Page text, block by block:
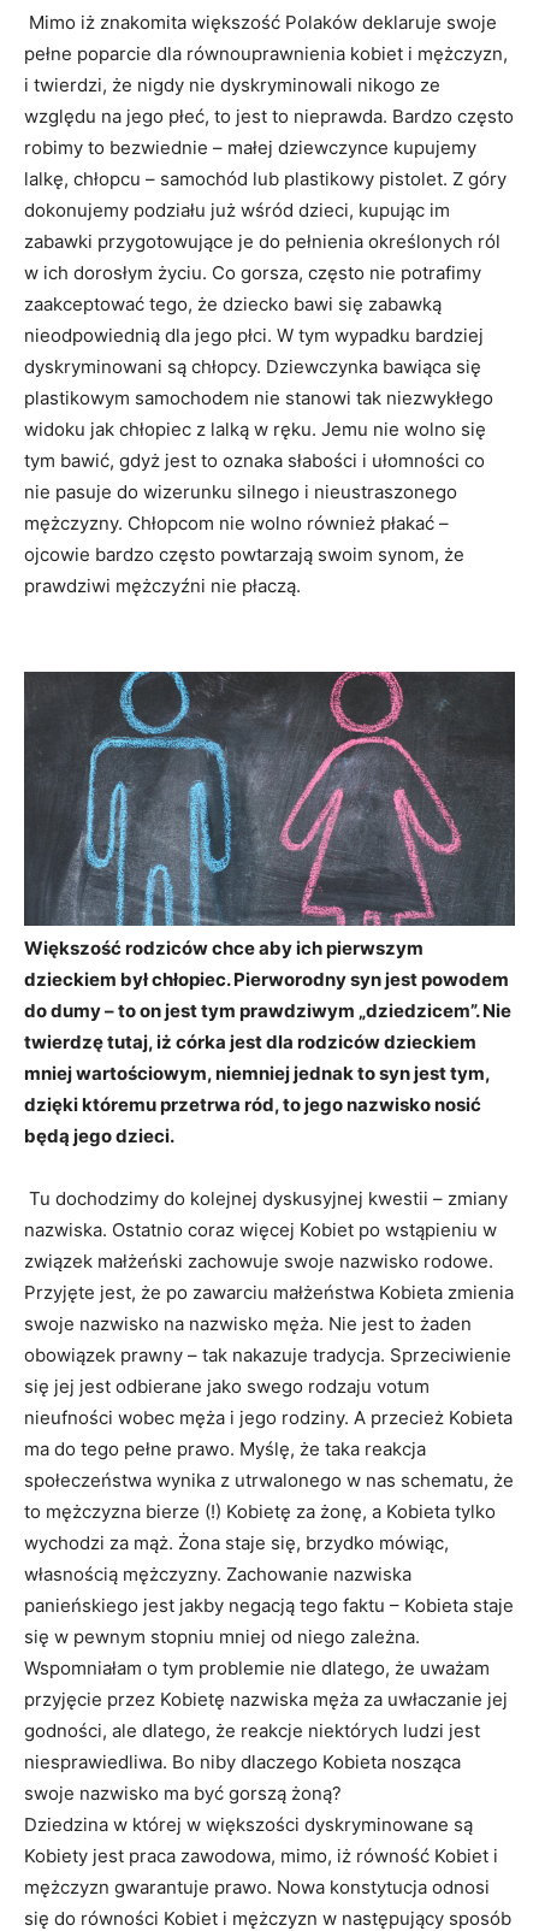
Mimo iż znakomita większość Polaków deklaruje swoje
pełne poparcie dla równouprawnienia kobiet i mężczyzn,
i twierdzi, że nigdy nie dyskryminowali nikogo ze
względu na jego płeć, to jest to nieprawda. Bardzo często
robimy to bezwiednie – małej dziewczynce kupujemy
lalkę, chłopcu – samochód lub plastikowy pistolet. Z góry
dokonujemy podziału już wśród dzieci, kupując im
zabawki przygotowujące je do pełnienia określonych ról
w ich dorosłym życiu. Co gorsza, często nie potrafimy
zaakceptować tego, że dziecko bawi się zabawką
nieodpowiednią dla jego płci. W tym wypadku bardziej
dyskryminowani są chłopcy. Dziewczynka bawiąca się
plastikowym samochodem nie stanowi tak niezwykłego
widoku jak chłopiec z lalką w ręku. Jemu nie wolno się
tym bawić, gdyż jest to oznaka słabości i ułomności co
nie pasuje do wizerunku silnego i nieustraszonego
mężczyzny. Chłopcom nie wolno również płakać –
ojcowie bardzo często powtarzają swoim synom, że
prawdziwi mężczyźni nie płaczą.
Większość rodziców chce aby ich pierwszym
dzieckiem był chłopiec. Pierworodny syn jest powodem
do dumy – to on jest tym prawdziwym „dziedzicem”. Nie
twierdzę tutaj, iż córka jest dla rodziców dzieckiem
mniej wartościowym, niemniej jednak to syn jest tym,
dzięki któremu przetrwa ród, to jego nazwisko nosić
będą jego dzieci.
Tu dochodzimy do kolejnej dyskusyjnej kwestii – zmiany
nazwiska. Ostatnio coraz więcej Kobiet po wstąpieniu w
związek małżeński zachowuje swoje nazwisko rodowe.
Przyjęte jest, że po zawarciu małżeństwa Kobieta zmienia
swoje nazwisko na nazwisko męża. Nie jest to żaden
obowiązek prawny – tak nakazuje tradycja. Sprzeciwienie
się jej jest odbierane jako swego rodzaju votum
nieufności wobec męża i jego rodziny. A przecież Kobieta
ma do tego pełne prawo. Myślę, że taka reakcja
społeczeństwa wynika z utrwalonego w nas schematu, że
to mężczyzna bierze (!) Kobietę za żonę, a Kobieta tylko
wychodzi za mąż. Żona staje się, brzydko mówiąc,
własnością mężczyzny. Zachowanie nazwiska
panieńskiego jest jakby negacją tego faktu – Kobieta staje
się w pewnym stopniu mniej od niego zależna.
Wspomniałam o tym problemie nie dlatego, że uważam
przyjęcie przez Kobietę nazwiska męża za uwłaczanie jej
godności, ale dlatego, że reakcje niektórych ludzi jest
niesprawiedliwa. Bo niby dlaczego Kobieta nosząca
swoje nazwisko ma być gorszą żoną?
Dziedzina w której w większości dyskryminowane są
Kobiety jest praca zawodowa, mimo, iż równość Kobiet i
mężczyzn gwarantuje prawo. Nowa konstytucja odnosi
się do równości Kobiet i mężczyzn w następujący sposób